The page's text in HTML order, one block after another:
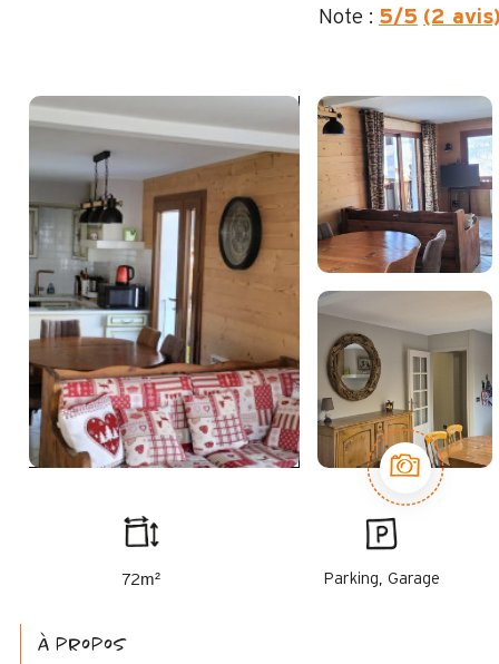
Note : 5/5 (2
72m² Parking, Garage
à propos